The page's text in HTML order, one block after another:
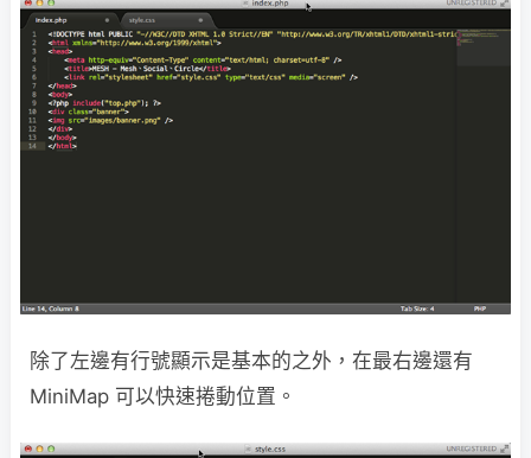
除了左邊有行號顯示是基本的之外，在最右邊還有
MiniMap 可以快速捲動位置。